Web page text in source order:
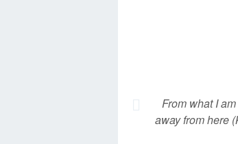
From what I
away from here